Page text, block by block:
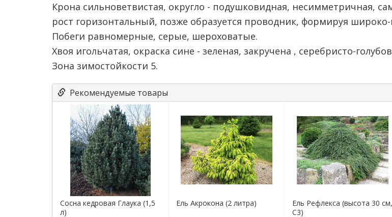
Крона сильноветвистая, округло - подушковидная, несимметричная,
рост горизонтальный, позже образуется проводник, формируя
Побеги равномерные, серые, шероховатые.
Хвоя игольчатая, окраска сине - зеленая, закручена , серебристо-
Зона зимостойкости 5.
Рекомендуемые товары
Сосна кедровая Глаука (1,5
л)
Ель Акрокона (2 литра)
Ель Рефлекса (высота 30 см,
С3)